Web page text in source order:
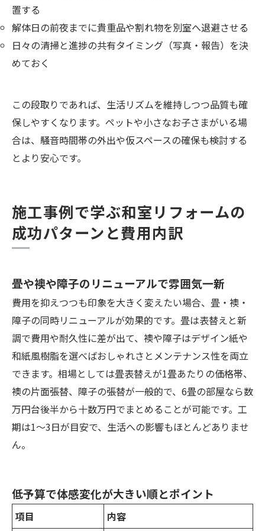
置する
解体日の前夜までに貴重品や割れ物を別室へ退避させる
日々の清掃と進捗の共有タイミング（写真・報告）を決
めておく
この段取りであれば、生活リズムを維持しつつ品質も確
保しやすくなります。ペットや小さなお子さまがいる場
合は、騒音時間帯の外出や仮スペースの確保も検討する
とより安心です。
施工事例で学ぶ和室リフォームの
成功パターンと費用内訳
畳や襖や障子のリニューアルで雰囲気一新
費用を抑えつつも印象を大きく変えたい場合、畳・襖・
障子の同時リニューアルが効果的です。畳は表替えと新
調で費用や耐久性に差が出て、襖や障子はデザイン紙や
和紙風樹脂を選べばおしゃれさとメンテナンス性を両立
できます。相場としては畳表替えが1畳あたりの価格帯、
襖の片面張替、障子の張替が一般的で、6畳の部屋なら数
万円台後半から十数万円でまとめることが可能です。工
期は1〜3日が目安で、生活への影響もほとんどありませ
ん。
低予算で体感変化が大きい順とポイント
項目
内容